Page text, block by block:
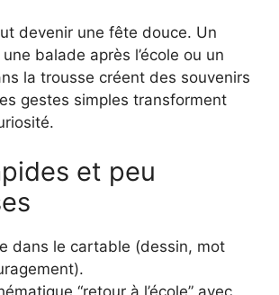
devenir une fête douce. Un
balade après l’école ou un
la trousse créent des souvenirs
gestes simples transforment
et peu
dans le cartable (dessin, mot